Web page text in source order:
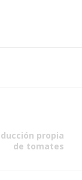
propia
de tomates